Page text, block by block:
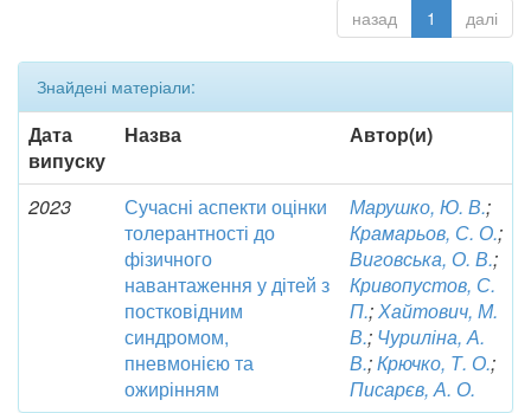
назад 1 далі
Знайдені матеріали:
Дата
випуску
Назва Автор(и)
2023
Сучасні аспекти оцінки
толерантності до
фізичного
навантаження у дітей з
постковідним
синдромом,
пневмонією та
ожирінням
Марушко, Ю. В.;
Крамарьов, С. О.;
Виговська, О. В.;
Кривопустов, С.
П.;Хайтович, М.
В.; Чуриліна, А.
В.;Крючко, Т. О.;
Писарєв, А. О.